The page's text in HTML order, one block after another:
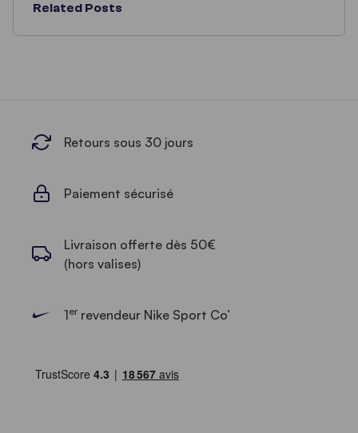
Related Posts
Retours sous 30 jours
Paiement sécurisé
Livraison offerte dès 50€
(hors valises)
1errevendeur Nike Sport Co’